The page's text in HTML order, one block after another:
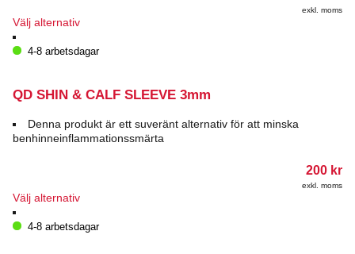
7
exkl. moms
Välj alternativDen
produkten
varianter.
olika
alternativen
4-8 arbetsdagar
QD SHIN & CALF SLEEVE 3mm
Denna produkt är ett suveränt alternativ för att minska
benhinneinflammationssmärta
200 kr
exkl. moms
Välj alternativDen
produkten
4-8 arbetsdagar